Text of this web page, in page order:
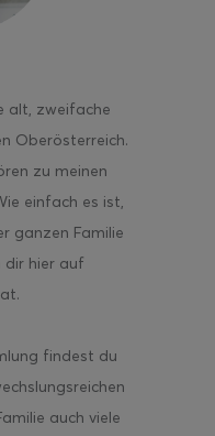
alt, zweifache
Oberösterreich.
zu meinen
einfach es ist,
ganzen Familie
dir hier auf
findest du
auch viele